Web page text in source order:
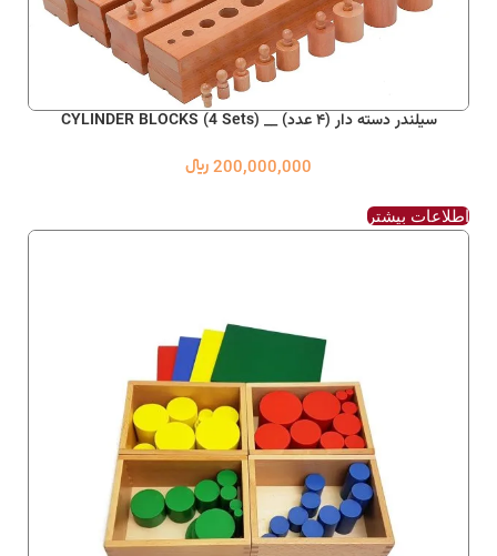
سیلندر دسته دار (۴ عدد) __ CYLINDER BLOCKS (4 Sets)
200,000,000 ﷼
اطلاعات بیشتر